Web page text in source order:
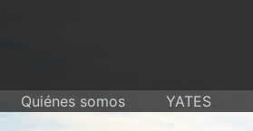
Quiénes somos YATES